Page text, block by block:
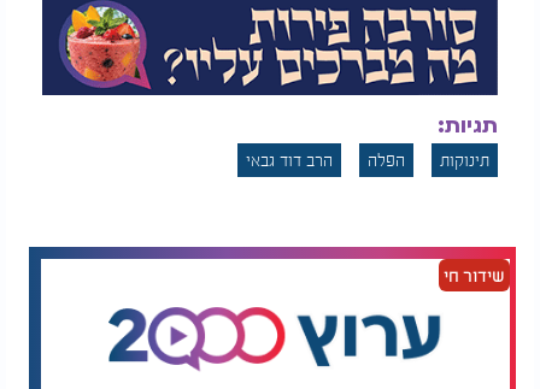
תגיות:
תינוקות הפלה הרב דוד גבאי
שידור חי